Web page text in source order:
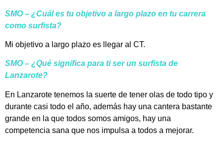
SMO – ¿Cuál es tu objetivo a largo plazo en tu carrera
como surfista?
Mi objetivo a largo plazo es llegar al CT.
SMO – ¿Qué significa para ti ser un surfista de
Lanzarote?
En Lanzarote tenemos la suerte de tener olas de todo tipo y
durante casi todo el año, además hay una cantera bastante
grande en la que todos somos amigos, hay una
competencia sana que nos impulsa a todos a mejorar.